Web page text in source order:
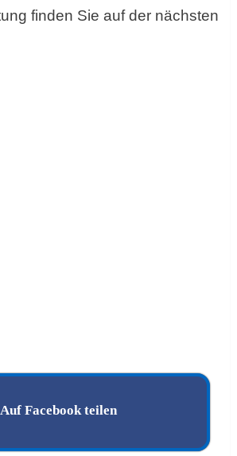
finden Sie auf der nächsten
Auf Facebook teilen